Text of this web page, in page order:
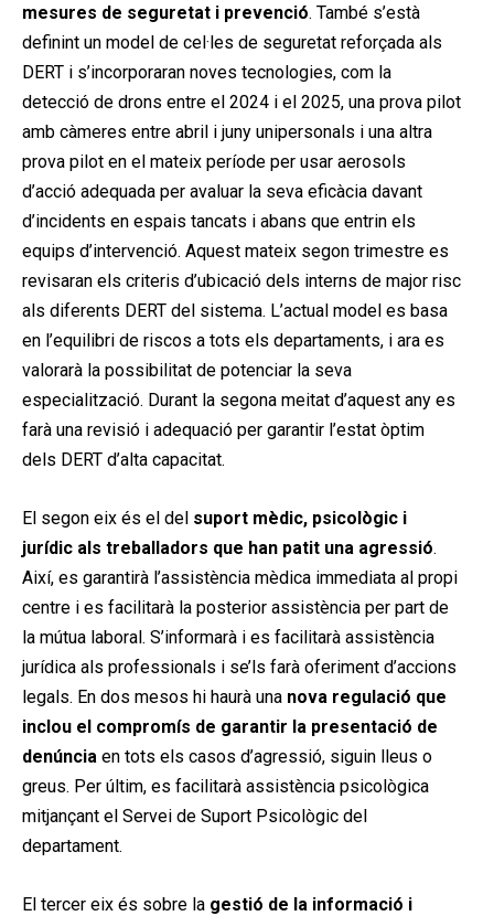
mesures de seguretat i prevenció. També s’està
definint un model de cel·les de seguretat reforçada als
DERT i s’incorporaran noves tecnologies, com la
detecció de drons entre el 2024 i el 2025, una prova pilot
amb càmeres entre abril i juny unipersonals i una altra
prova pilot en el mateix període per usar aerosols
d’acció adequada per avaluar la seva eficàcia davant
d’incidents en espais tancats i abans que entrin els
equips d’intervenció. Aquest mateix segon trimestre es
revisaran els criteris d’ubicació dels interns de major risc
als diferents DERT del sistema. L’actual model es basa
en l’equilibri de riscos a tots els departaments, i ara es
valorarà la possibilitat de potenciar la seva
especialització. Durant la segona meitat d’aquest any es
farà una revisió i adequació per garantir l’estat òptim
dels DERT d’alta capacitat.
El segon eix és el del suport mèdic, psicològic i
jurídic als treballadors que han patit una agressió.
Així, es garantirà l’assistència mèdica immediata al propi
centre i es facilitarà la posterior assistència per part de
la mútua laboral. S’informarà i es facilitarà assistència
jurídica als professionals i se’ls farà oferiment d’accions
legals. En dos mesos hi haurà una nova regulació que
inclou el compromís de garantir la presentació de
denúncia en tots els casos d’agressió, siguin lleus o
greus. Per últim, es facilitarà assistència psicològica
mitjançant el Servei de Suport Psicològic del
departament.
El tercer eix és sobre la gestió de la informació i